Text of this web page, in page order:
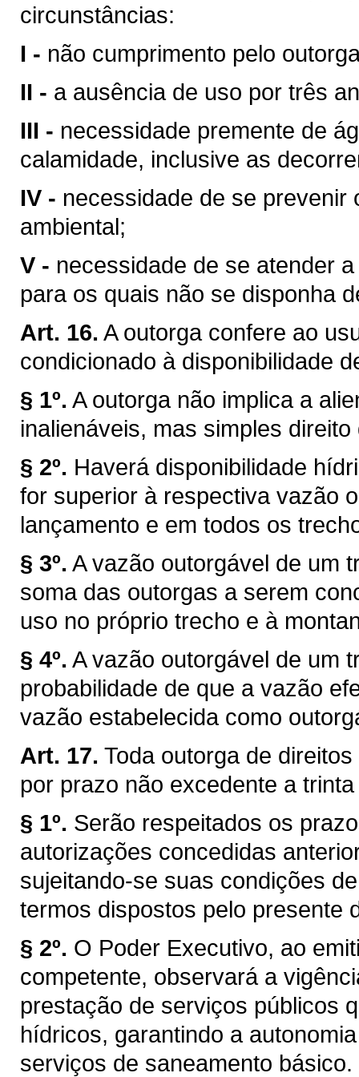
circunstâncias:
I - não cumprimento pelo
II - a ausência de uso por três
III - necessidade premente de
calamidade, inclusive as
IV - necessidade de se
ambiental;
V - necessidade de se atender
para os quais não se disponha
Art. 16. A outorga confere ao
condicionado à disponibilidade
§ 1º. A outorga não implica a
inalienáveis, mas simples direito
§ 2º. Haverá disponibilidade
for superior à respectiva vazão
lançamento e em todos os
§ 3º. A vazão outorgável de um
soma das outorgas a serem
uso no próprio trecho e à
§ 4º. A vazão outorgável de um
probabilidade de que a vazão
vazão estabelecida como
Art. 17. Toda outorga de
por prazo não excedente a
§ 1º. Serão respeitados os
autorizações concedidas
sujeitando-se suas condições
termos dispostos pelo presente
§ 2º. O Poder Executivo, ao
competente, observará a
prestação de serviços públicos
hídricos, garantindo a
serviços de saneamento básico.